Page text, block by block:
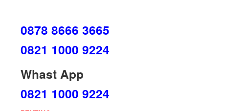
0878 8666 3665
0821 1000 9224
Whast App
0821 1000 9224